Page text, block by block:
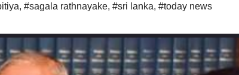
, #sagala rathnayake, #sri lanka, #today news